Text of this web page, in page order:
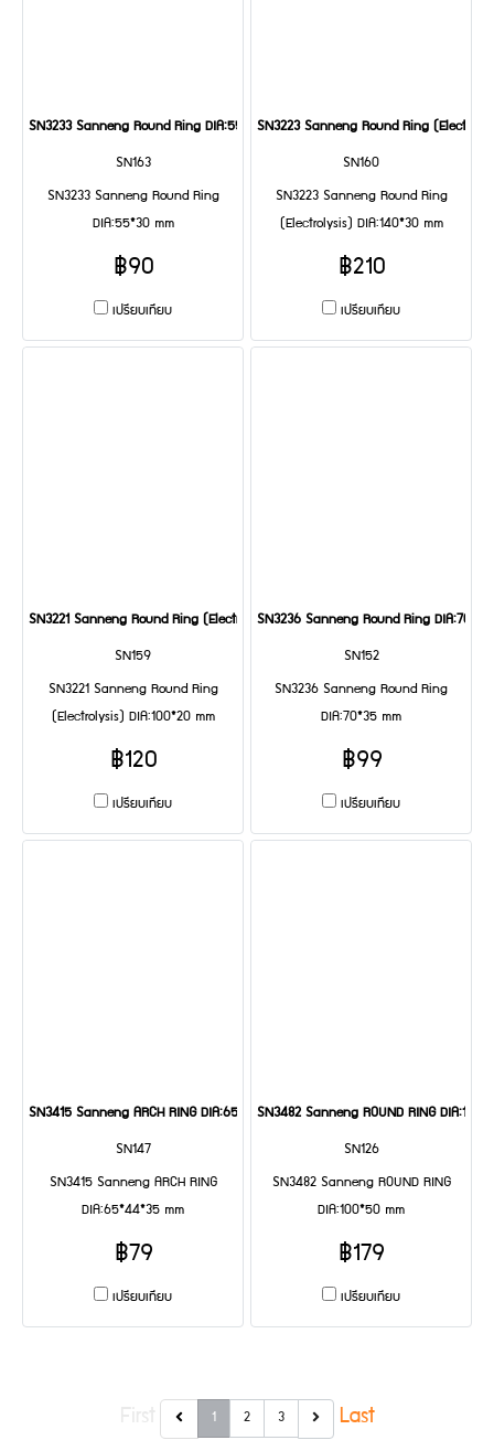
SN3233 Sanneng Round Ring DIA:55*30 mm
SN163
SN3233 Sanneng Round Ring
DIA:55*30 mm
฿90
เปรียบเทียบ
SN3223 Sanneng Round Ring
SN160
SN3223 Sanneng Round Ring
(Electrolysis) DIA:140*30 mm
฿210
เปรียบเทียบ
SN3221 Sanneng Round Ring (Electrolysis) DIA:100*20 mm
SN159
SN3221 Sanneng Round Ring
(Electrolysis) DIA:100*20 mm
฿120
เปรียบเทียบ
SN3236 Sanneng Round Ring DIA:70*35
SN152
SN3236 Sanneng Round Ring
DIA:70*35 mm
฿99
เปรียบเทียบ
SN3415 Sanneng ARCH RING DIA:65*44*35 mm
SN147
SN3415 Sanneng ARCH RING
DIA:65*44*35 mm
฿79
เปรียบเทียบ
SN3482 Sanneng ROUND RING
SN126
SN3482 Sanneng ROUND RING
DIA:100*50 mm
฿179
เปรียบเทียบ
1 2 3 Last